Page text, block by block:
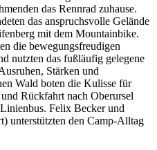
das Rennrad zuhause.
das anspruchsvolle Gelände
mit dem Mountainbike.
die bewegungsfreudigen
nutzten das fußläufig gelegene
Stärken und
Wald boten die Kulisse für
Rückfahrt nach Oberursel
Felix Becker und
unterstützten den Camp-Alltag